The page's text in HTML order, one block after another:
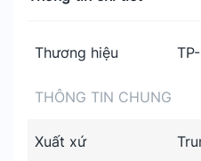
Thương hiệu
THÔNG TIN CHUNG
Xuất xứ